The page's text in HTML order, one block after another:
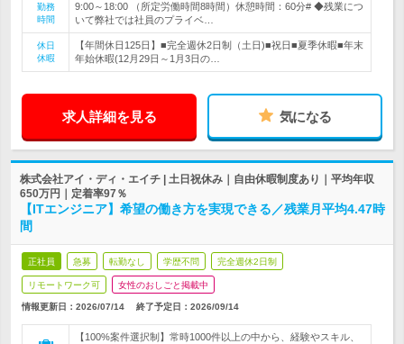
勤務
時間
9:00～18:00 （所定労働時間8時間）休憩時間：60分# ◆残業につ
いて弊社では社員のプライベ…
休日
休暇
【年間休日125日】■完全週休2日制（土日)■祝日■夏季休暇■年末
年始休暇(12月29日～1月3日の…
求人詳細を見る 気になる
株式会社アイ・ディ・エイチ | 土日祝休み｜自由休暇制度あり｜平均年収
650万円｜定着率97％
【ITエンジニア】希望の働き方を実現できる／残業月平均4.47時
間
正社員 急募 転勤なし 学歴不問 完全週休2日制
リモートワーク可 女性のおしごと掲載中
情報更新日：2026/07/14 終了予定日： 2026/09/14
【100%案件選択制】常時1000件以上の中から、経験やスキル、